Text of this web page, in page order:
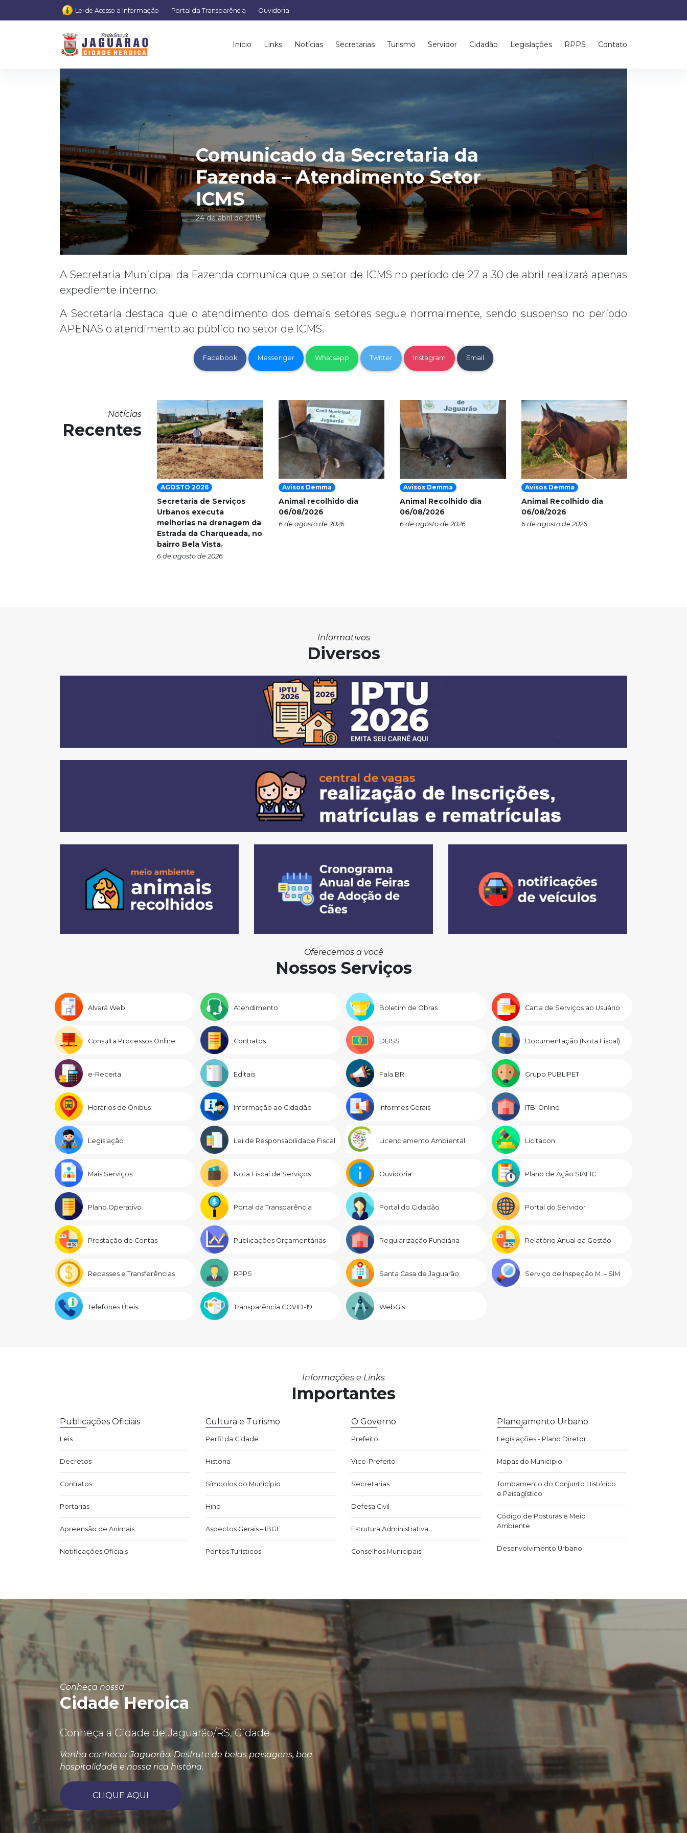
Lei de Acesso a Informação Portal da Transparência Ouvidoria
Início Links Notícias Secretarias Turismo Servidor Cidadão Legislações RPPS Contato
Comunicado da Secretaria da
Fazenda – Atendimento Setor
ICMS
24 de abril de 2015
A Secretaria Municipal da Fazenda comunica que o setor de ICMS no período de 27 a 30 de abril realizará apenas
expediente interno.
A Secretaria destaca que o atendimento dos demais setores segue normalmente, sendo suspenso no período
APENAS o atendimento ao público no setor de ICMS.
Facebook Messenger Whatsapp Twitter Instagram Email
Notícias
Recentes
AGOSTO 2026
Secretaria de Serviços
Urbanos executa
melhorias na drenagem da
Estrada da Charqueada, no
bairro Bela Vista.
6 de agosto de 2026
Avisos Demma
Animal recolhido dia
06/08/2026
6 de agosto de 2026
Avisos Demma
Animal Recolhido dia
06/08/2026
6 de agosto de 2026
Avisos Demma
Animal Recolhido dia
06/08/2026
6 de agosto de 2026
Informativos
Diversos
Oferecemos a você
Nossos Serviços
Alvará Web Atendimento Boletim de Obras Carta de Serviços ao Usuário
Consulta Processos Online Contratos DEISS Documentação (Nota Fiscal)
e-Receita Editais Fala.BR Grupo PUBLIPET
Horários de Ônibus Informação ao Cidadão Informes Gerais ITBI Online
Legislação Lei de Responsabilidade Fiscal Licenciamento Ambiental Licitacon
Mais Serviços Nota Fiscal de Serviços Ouvidoria Plano de Ação SIAFIC
Plano Operativo Portal da Transparência Portal do Cidadão Portal do Servidor
Prestação de Contas Publicações Orçamentárias Regularização Fundiária Relatório Anual da Gestão
Repasses e Transferências RPPS Santa Casa de Jaguarão Serviço de Inspeção M. – SIM
Telefones Úteis Transparência COVID-19 WebGis
Informações e Links
Importantes
Publicações Oficiais
Leis
Decretos
Contratos
Portarias
Apreensão de Animais
Notificações Oficiais
Cultura e Turismo
Perfil da Cidade
História
Símbolos do Município
Hino
Aspectos Gerais – IBGE
Pontos Turísticos
O Governo
Prefeito
Vice-Prefeito
Secretarias
Defesa Civil
Estrutura Administrativa
Conselhos Municipais
Planejamento Urbano
Legislações - Plano Diretor
Mapas do Município
Tombamento do Conjunto Histórico
e Paisagístico
Código de Posturas e Meio
Ambiente
Desenvolvimento Urbano
Conheça nossa
Cidade Heroica
Conheça a Cidade de Jaguarão/RS, Cidade
Venha conhecer Jaguarão. Desfrute de belas paisagens, boa
hospitalidade e nossa rica história.
CLIQUE AQUI